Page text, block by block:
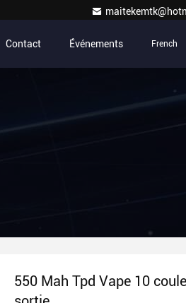
Contact Événements French
550 Mah Tpd Vape 10